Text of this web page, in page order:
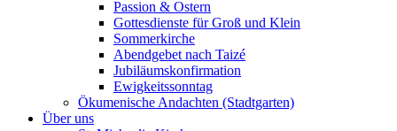
Passion & Ostern
Gottesdienste für Groß und Klein
Sommerkirche
Abendgebet nach Taizé
Jubiläumskonfirmation
Ewigkeitssonntag
Ökumenische Andachten (Stadtgarten)
Über uns